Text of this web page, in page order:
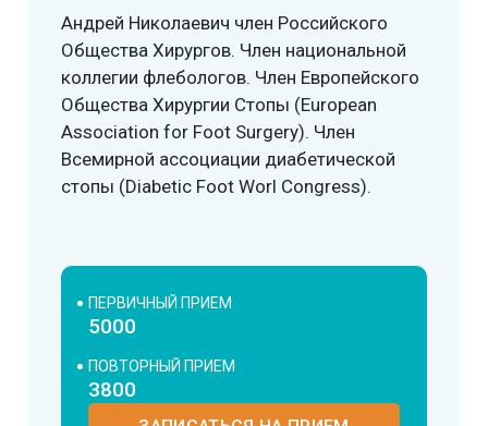
Андрей Николаевич член Российского
Общества Хирургов. Член национальной
коллегии флебологов. Член Европейского
Общества Хирургии Стопы (European
Association for Foot Surgery). Член
Всемирной ассоциации диабетической
стопы (Diabetic Foot Worl Congress).
ПЕРВИЧНЫЙ ПРИЕМ
5000
ПОВТОРНЫЙ ПРИЕМ
3800